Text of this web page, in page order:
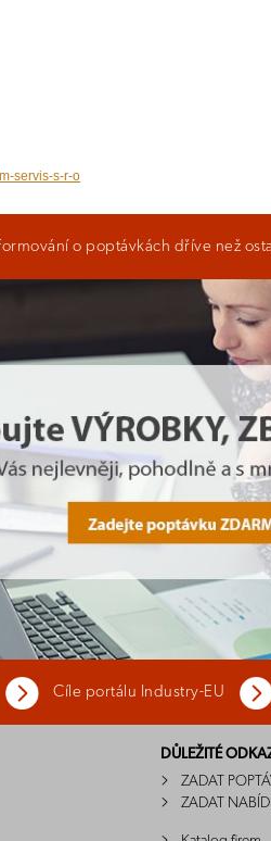
servis-s-r-o
o poptávkách dříve než
Cíle portálu Industry-EU
DŮLEŽITÉ
ZADAT
ZADAT